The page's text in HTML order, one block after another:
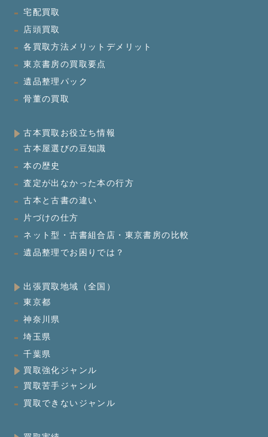
宅配買取
店頭買取
各買取方法メリットデメリット
東京書房の買取要点
遺品整理パック
骨董の買取
古本買取お役立ち情報
古本屋選びの豆知識
本の歴史
査定が出なかった本の行方
古本と古書の違い
片づけの仕方
ネット型・古書組合店・東京書房の比較
遺品整理でお困りでは？
出張買取地域（全国）
東京都
神奈川県
埼玉県
千葉県
買取強化ジャンル
買取苦手ジャンル
買取できないジャンル